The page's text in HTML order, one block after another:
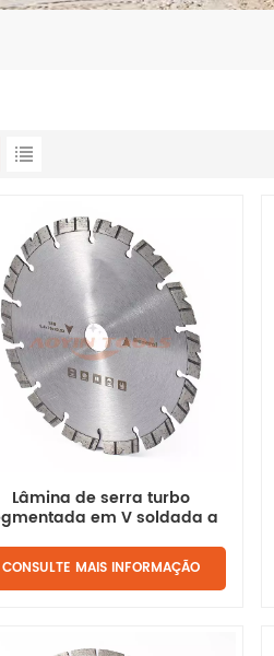
Lâmina de serra turbo
em V soldada a
CONSULTE MAIS INFORMAÇÃO